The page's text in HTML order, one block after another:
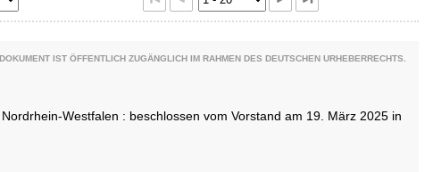
IST ÖFFENTLICH ZUGÄNGLICH IM RAHMEN DES DEUTSCHEN URHEBERRECHTS.
Westfalen : beschlossen vom Vorstand am 19. März 2025 in